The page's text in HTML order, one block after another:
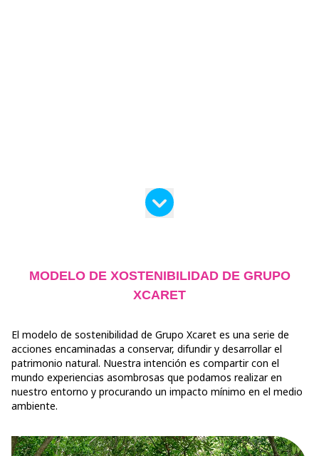
MODELO DE XOSTENIBILIDAD DE GRUPO
XCARET
El modelo de sostenibilidad de Grupo Xcaret es una serie de
acciones encaminadas a conservar, difundir y desarrollar el
patrimonio natural. Nuestra intención es compartir con el
mundo experiencias asombrosas que podamos realizar en
nuestro entorno y procurando un impacto mínimo en el medio
ambiente.